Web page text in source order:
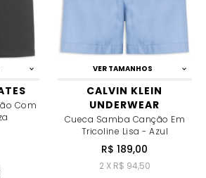
Com
VER TAMANHOS
CALVIN KLEIN
UNDERWEAR
Cueca Samba Canção Em
Tricoline Lisa - Azul
R$ 189,00
2 X R$ 94,50